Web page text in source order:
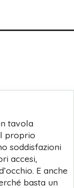
tavola
proprio
soddisfazioni
accesi,
E anche
basta un